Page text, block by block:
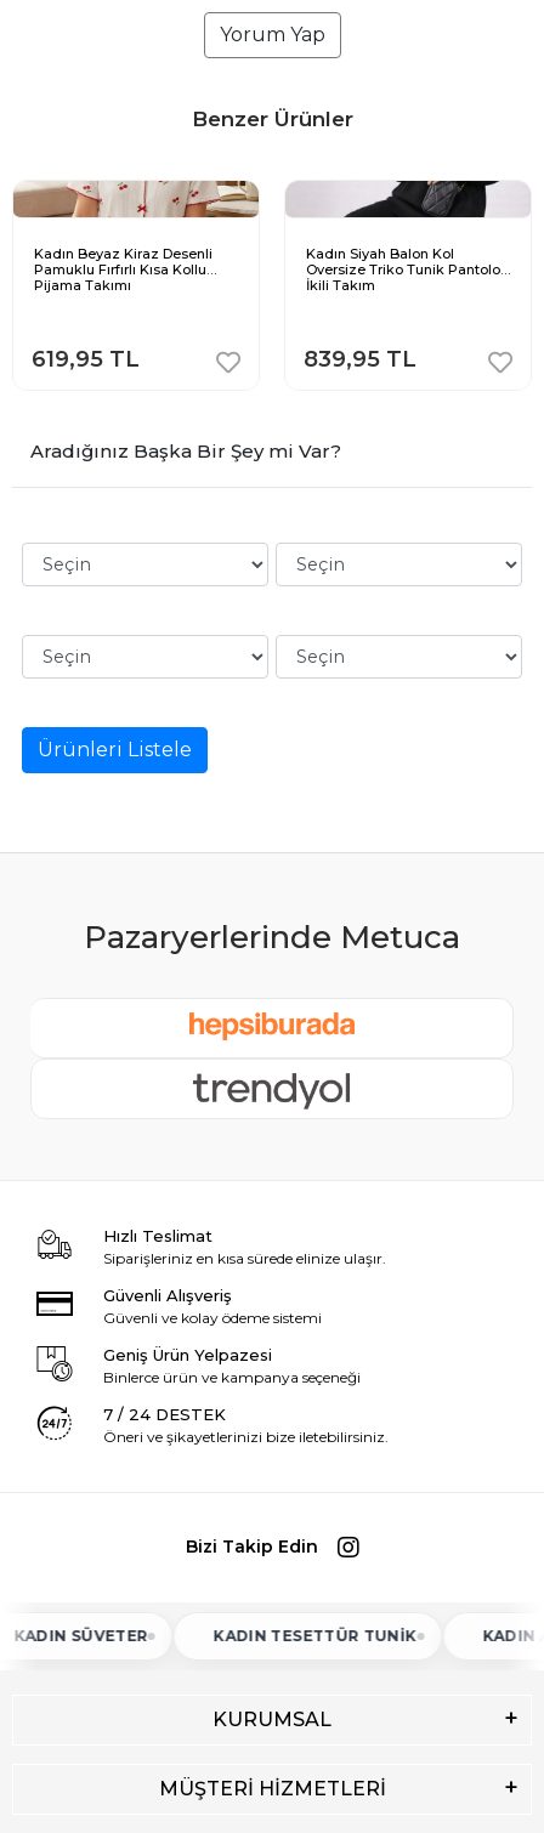
Yorum Yap
Benzer Ürünler
Kadın Beyaz Kiraz Desenli
Pamuklu Fırfırlı Kısa Kollu
Pijama Takımı
619,95 TL
Kadın Siyah Balon Kol
Oversize Triko Tunik Pantolon
İkili Takım
839,95 TL
Aradığınız Başka Bir Şey mi Var?
Ürünleri Listele
Hızlı Teslimat
Siparişleriniz en kısa sürede elinize ulaşır.
Güvenli Alışveriş
Güvenli ve kolay ödeme sistemi
Geniş Ürün Yelpazesi
Binlerce ürün ve kampanya seçeneği
7 / 24 DESTEK
Öneri ve şikayetlerinizi bize iletebilirsiniz.
Bizi Takip Edin
SÜVETER KADIN TESETTÜR TUNIK KADIN ATLET
KURUMSAL
MÜŞTERİ HİZMETLERİ